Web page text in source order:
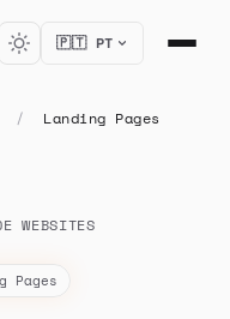
🇵🇹 PT
/ Landing Pages
WEBSITES
Pages